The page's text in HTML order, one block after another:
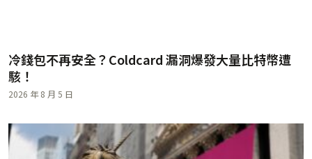
冷錢包不再安全？Coldcard 漏洞爆發大量比特幣遭
駭！
2026 年 8 月 5 日